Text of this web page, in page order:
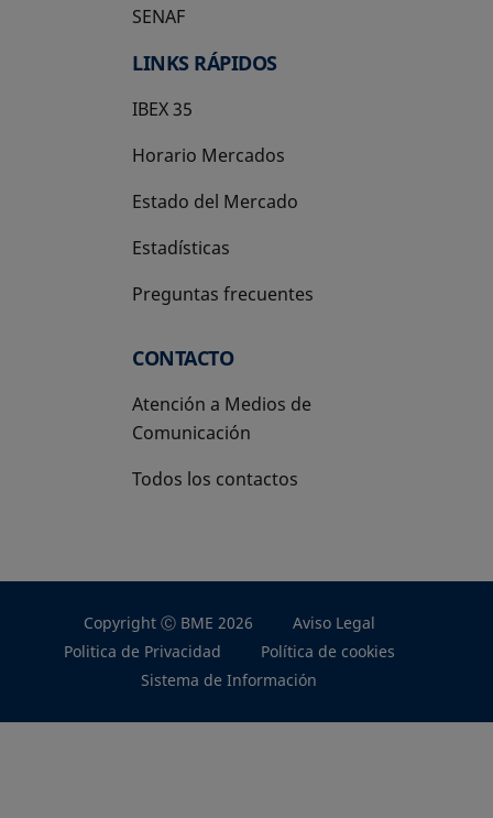
SENAF
LINKS RÁPIDOS
IBEX 35
Horario Mercados
Estado del Mercado
Estadísticas
Preguntas frecuentes
CONTACTO
Atención a Medios de
Comunicación
Todos los contactos
Copyright Ⓒ BME 2026
Aviso Legal
Politica de Privacidad
Política de cookies
Sistema de Información